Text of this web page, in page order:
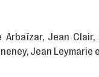
Arbaïzar, Jean Clair,
, Jean Leymarie